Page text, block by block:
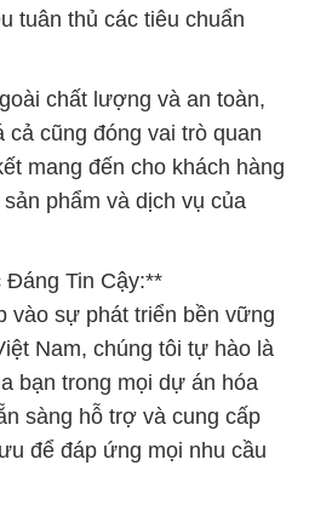
tuân thủ các tiêu chuẩn
chất lượng và an toàn,
cả cũng đóng vai trò quan
mang đến cho khách hàng
phẩm và dịch vụ của
Tin Cậy:**
vào sự phát triển bền vững
Nam, chúng tôi tự hào là
bạn trong mọi dự án hóa
sàng hỗ trợ và cung cấp
để đáp ứng mọi nhu cầu